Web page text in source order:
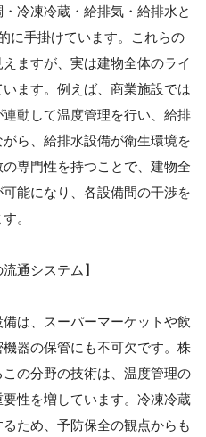
・冷凍冷蔵・給排気・給排水と
に手掛けています。これらの
ますが、実は建物全体のライ
ます。例えば、商業施設では
動して温度管理を行い、給排
ら、給排水設備が衛生環境を
専門性を持つことで、建物全
能になり、各設備間の干渉を
。
通システム】
は、スーパーマーケットや飲
器の保管にも不可欠です。株
の分野の技術は、温度管理の
性を増しています。冷凍冷蔵
ため、予防保全の観点からも